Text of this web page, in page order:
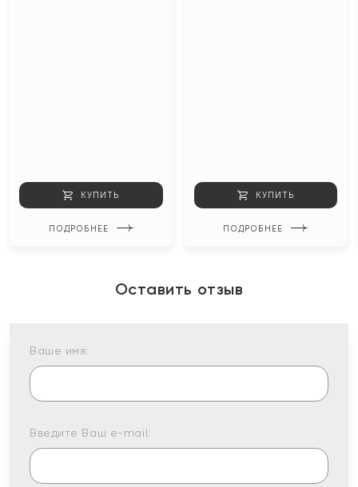
КУПИТЬ
ПОДРОБНЕЕ
КУПИТЬ
ПОДРОБНЕЕ
Оставить отзыв
Ваше имя:
Введите Ваш e-mail: